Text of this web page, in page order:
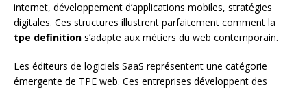
internet, développement d’applications mobiles, stratégies
digitales. Ces structures illustrent parfaitement comment la
tpe definition s’adapte aux métiers du web contemporain.
Les éditeurs de logiciels SaaS représentent une catégorie
émergente de TPE web. Ces entreprises développent des